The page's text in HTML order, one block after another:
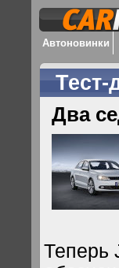
Автоновинки
Два
Теперь